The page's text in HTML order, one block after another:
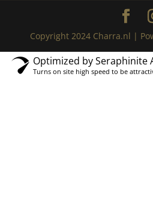
Copyright 2024 Charra.nl |
Optimized by Seraphinite
Turns on site high speed to be